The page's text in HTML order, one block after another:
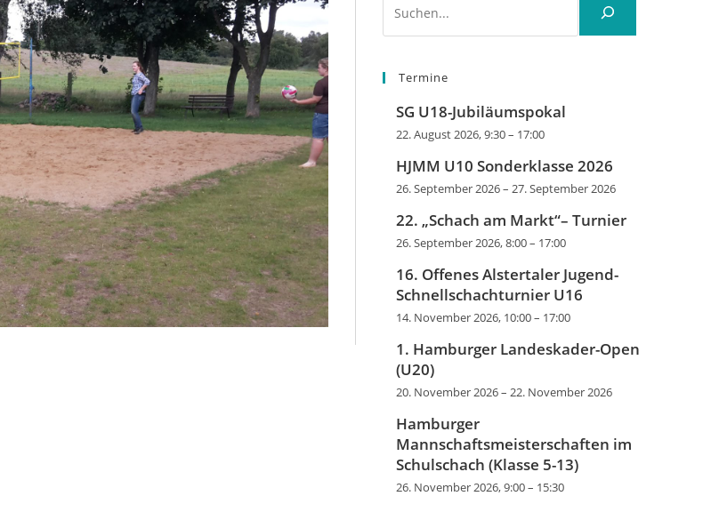
Termine
SG U18-Jubiläumspokal
22. August 2026, 9:30– 17:00
HJMM U10 Sonderklasse 2026
26. September 2026– 27. September 2026
22. „Schach am Markt“– Turnier
26. September 2026, 8:00– 17:00
16. Offenes Alstertaler Jugend-
Schnellschachturnier U16
14. November 2026, 10:00– 17:00
1. Hamburger Landeskader-Open
(U20)
20. November 2026– 22. November 2026
Hamburger
Mannschaftsmeisterschaften im
Schulschach (Klasse 5-13)
26. November 2026, 9:00– 15:30